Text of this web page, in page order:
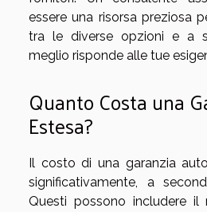
essere una risorsa preziosa
tra le diverse opzioni e a
meglio risponde alle tue
Quanto Costa una
Estesa?
Il costo di una garanzia
significativamente, a
Questi possono includere